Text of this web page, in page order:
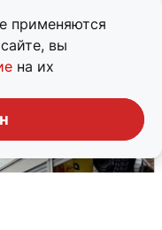
применяются
вы
на их
похожий